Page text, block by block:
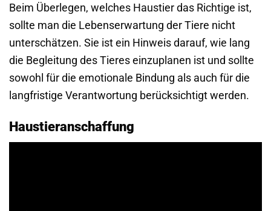
Beim Überlegen, welches Haustier das Richtige ist,
sollte man die Lebenserwartung der Tiere nicht
unterschätzen. Sie ist ein Hinweis darauf, wie lang
die Begleitung des Tieres einzuplanen ist und sollte
sowohl für die emotionale Bindung als auch für die
langfristige Verantwortung berücksichtigt werden.
Haustieranschaffung